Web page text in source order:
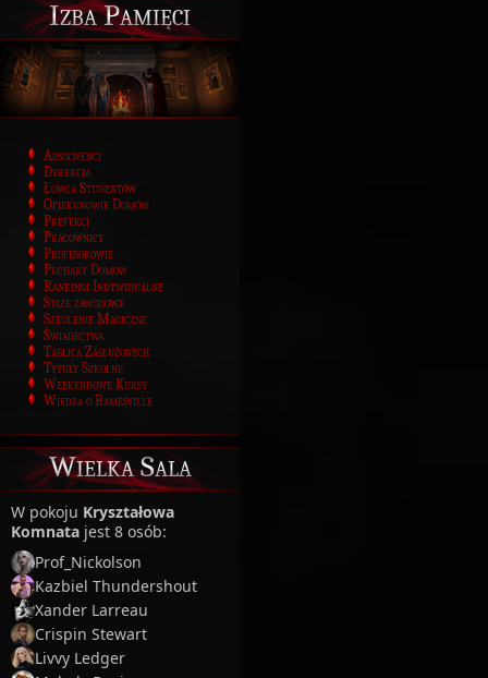
Izba Pamięci
Absolwenci
Dyrekcja
Łowca Studentów
Opiekunowie Domów
Prefekci
Pracownicy
Profesorowie
Puchary Domów
Rankingi Indywidualne
Staże zawodowe
Szkolenie Magiczne
Świadectwa
Tablica Zasłużonych
Tytuły Szkolne
Weekendowe Kursy
Wiedza o Ramesville
Wielka Sala
W pokoju Kryształowa
Komnata jest 8 osób:
Prof_Nickolson
Kazbiel Thundershout
Xander Larreau
Crispin Stewart
Livvy Ledger